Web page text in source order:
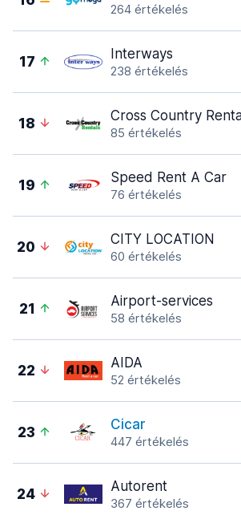
264 értékelés
17 Interways
238 értékelés
18 Cross Country
85 értékelés
19 Speed Rent A Car
76 értékelés
20 CITY LOCATION
60 értékelés
21 Airport-services
58 értékelés
22 AIDA
52 értékelés
23 Cicar
447 értékelés
24 Autorent
367 értékelés